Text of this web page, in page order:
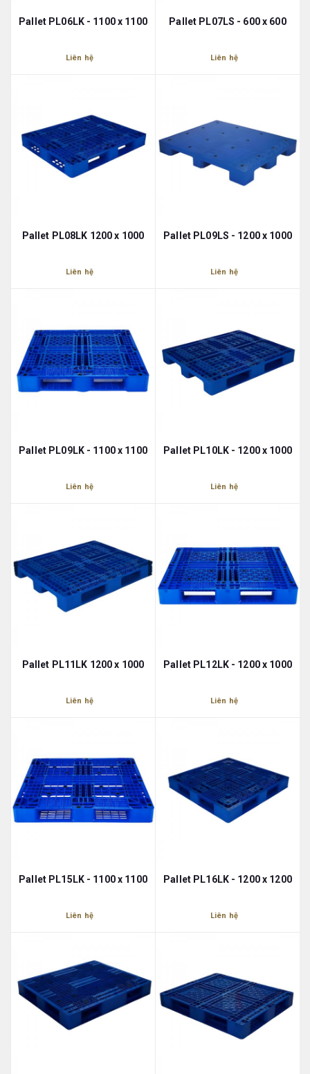
Pallet PL06LK - 1100 x 1100
Liên hệ
Pallet PL07LS - 600 x 600
Liên hệ
Pallet PL08LK 1200 x 1000
Liên hệ
Pallet PL09LS - 1200 x 1000
Liên hệ
Pallet PL09LK - 1100 x 1100
Liên hệ
Pallet PL10LK - 1200 x 1000
Liên hệ
Pallet PL11LK 1200 x 1000
Liên hệ
Pallet PL12LK - 1200 x 1000
Liên hệ
Pallet PL15LK - 1100 x 1100
Liên hệ
Pallet PL16LK - 1200 x 1200
Liên hệ